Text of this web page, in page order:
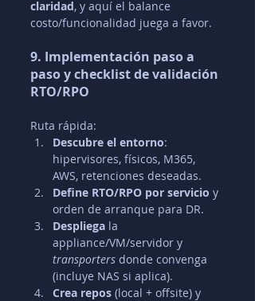
claridad, y aquí el balance
costo/funcionalidad juega a favor.
9. Implementación paso a
paso y checklist de validación
RTO/RPO
Ruta rápida:
Descubre el entorno:
hipervisores, físicos, M365,
AWS, retenciones deseadas.
Define RTO/RPO por servicio y
orden de arranque para DR.
Despliega la
appliance/VM/servidor y
transporters donde convenga
(incluye NAS si aplica).
Crea repos (local + offsite) y